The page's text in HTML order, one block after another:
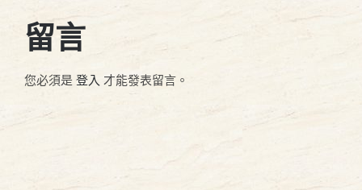
留言
您必須是 登入 才能發表留言。